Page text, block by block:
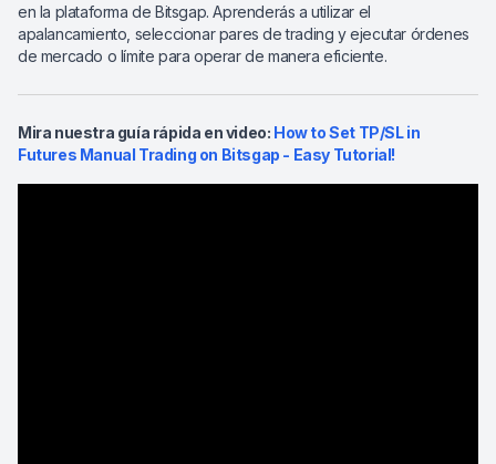
en la plataforma de Bitsgap. Aprenderás a utilizar el
apalancamiento, seleccionar pares de trading y ejecutar órdenes
de mercado o límite para operar de manera eficiente.
Mira nuestra guía rápida en video: How to Set TP/SL in
Futures Manual Trading on Bitsgap - Easy Tutorial!